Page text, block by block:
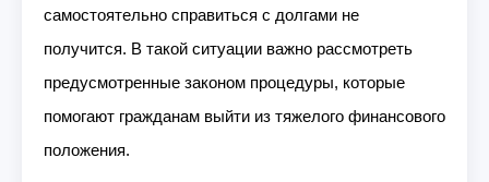
самостоятельно справиться с долгами не
получится. В такой ситуации важно рассмотреть
предусмотренные законом процедуры, которые
помогают гражданам выйти из тяжелого финансового
положения.